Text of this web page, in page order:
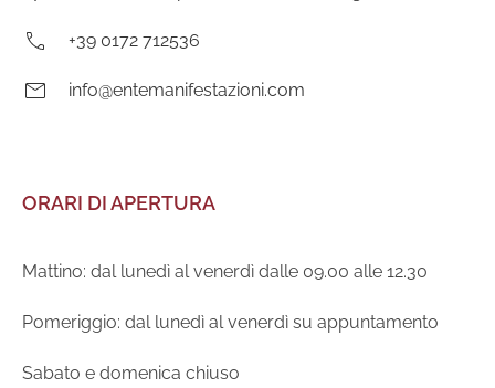
Telefono:
+39 0172 712536
E-
info@entemanifestazioni.com
ORARI DI APERTURA
Mattino: dal lunedì al venerdì dalle 09.00 alle 12.30
Pomeriggio: dal lunedì al venerdì su appuntamento
Sabato e domenica chiuso